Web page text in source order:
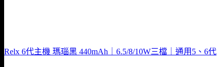
Relx 6代主機 瑪瑙黑 440mAh｜6.5/8/10W三檔｜通用5、6代